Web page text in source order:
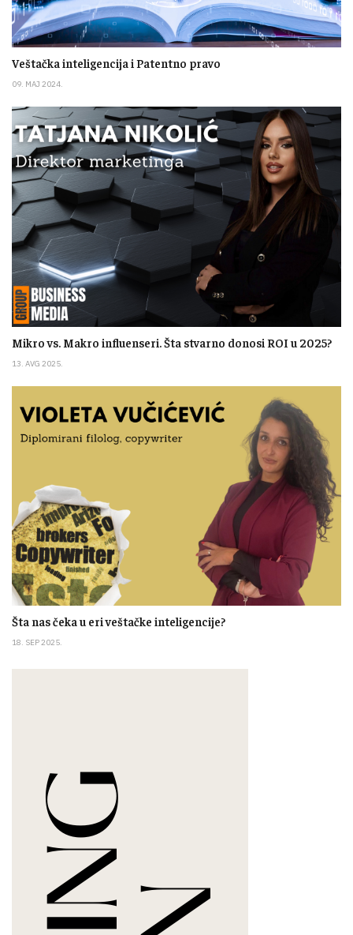
Veštačka inteligencija i Patentno pravo
09. MAJ 2024.
Mikro vs. Makro influenseri. Šta stvarno donosi ROI u 2025?
13. AVG 2025.
Šta nas čeka u eri veštačke inteligencije?
18. SEP 2025.